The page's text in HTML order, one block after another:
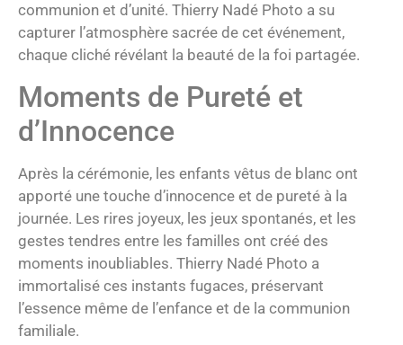
communion et d’unité. Thierry Nadé Photo a su
capturer l’atmosphère sacrée de cet événement,
chaque cliché révélant la beauté de la foi partagée.
Moments de Pureté et
d’Innocence
Après la cérémonie, les enfants vêtus de blanc ont
apporté une touche d’innocence et de pureté à la
journée. Les rires joyeux, les jeux spontanés, et les
gestes tendres entre les familles ont créé des
moments inoubliables. Thierry Nadé Photo a
immortalisé ces instants fugaces, préservant
l’essence même de l’enfance et de la communion
familiale.